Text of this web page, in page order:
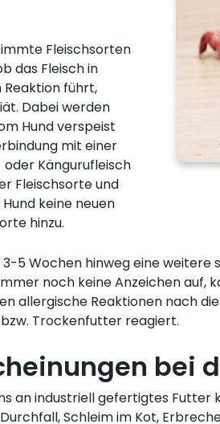
Fleischsorten
das Fleisch in
führt,
Dabei werden
Hund verspeist
mit einer
Kängurufleisch
Fleischsorte und
keine neuen
hinzu.
5 Wochen hinweg eine
noch keine Anzeichen auf,
allergische Reaktionen nach
Trockenfutter reagiert.
bei
an industriell gefertigtes
Schleim im Kot,